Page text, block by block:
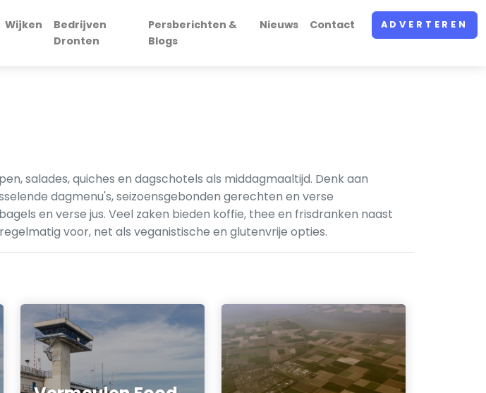
Wijken
Bedrijven
Dronten
Persberichten &
Blogs
Nieuws Contact ADVERTEREN
salades, quiches en dagschotels als middagmaaltijd. Denk aan
dagmenu's, seizoensgebonden gerechten en verse
en verse jus. Veel zaken bieden koffie, thee en frisdranken naast
voor, net als veganistische en glutenvrije opties.